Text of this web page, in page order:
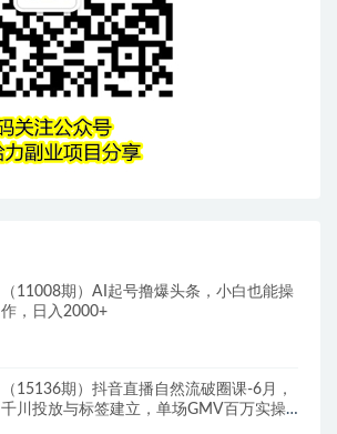
（11008期）AI起号撸爆头条，小白也能操
作，日入2000+
（15136期）抖音直播自然流破圈课-6月，
千川投放与标签建立，单场GMV百万实操